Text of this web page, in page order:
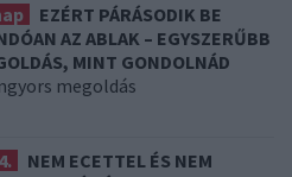
EZÉRT PÁRÁSODIK BE
AZ ABLAK – EGYSZERŰBB
MINT GONDOLNÁD
megoldás
NEM ECETTEL ÉS NEM